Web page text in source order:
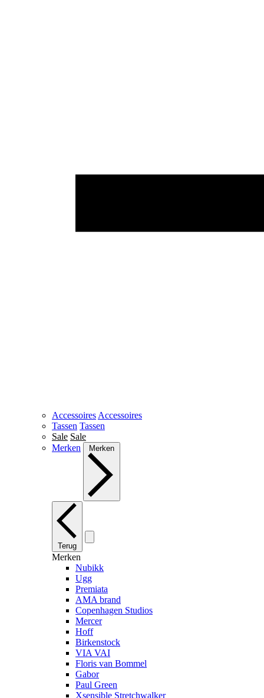
Accessoires Accessoires
Tassen Tassen
Sale Sale
Merken
Merken
Terug
Merken
Nubikk
Ugg
Premiata
AMA brand
Copenhagen Studios
Mercer
Hoff
Birkenstock
VIA VAI
Floris van Bommel
Gabor
Paul Green
Xsensible Stretchwalker